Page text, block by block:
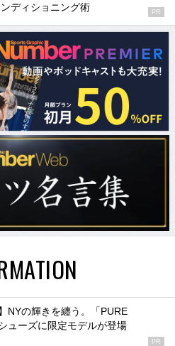
ンディショニング術 PR
NYの輝きを纏う。「PURE
ューズに限定モデルが登場
PR